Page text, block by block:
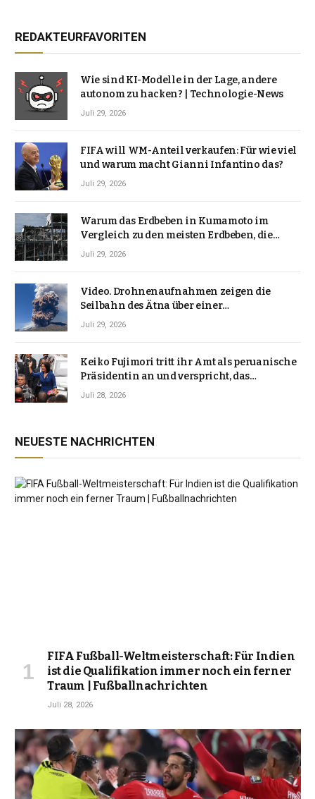
REDAKTEURFAVORITEN
Wie sind KI-Modelle in der Lage, andere
autonom zu hacken? | Technologie-News
Juli 29, 2026
FIFA will WM-Anteil verkaufen: Für wie viel
und warum macht Gianni Infantino das?
Juli 29, 2026
Warum das Erdbeben in Kumamoto im
Vergleich zu den meisten Erdbeben, die
Japan erschütterten, ungewöhnlich ist
Juli 29, 2026
Video. Drohnenaufnahmen zeigen die
Seilbahn des Ätna über einer
Vulkanlandschaft
Juli 29, 2026
Keiko Fujimori tritt ihr Amt als peruanische
Präsidentin an und verspricht, das
Jahrzehnt der Instabilität zu beenden
Juli 28, 2026
NEUESTE NACHRICHTEN
FIFA Fußball-Weltmeisterschaft: Für Indien
ist die Qualifikation immer noch ein ferner
Traum | Fußballnachrichten
Juli 28, 2026